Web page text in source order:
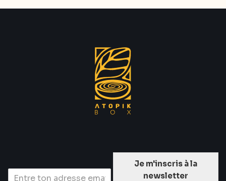
Je m'inscris à la
newsletter